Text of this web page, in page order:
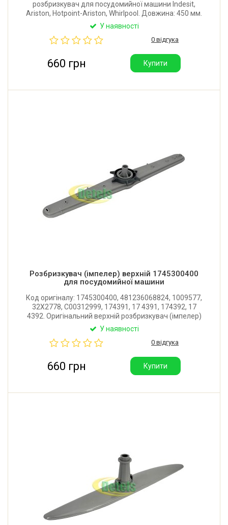
розбризкувач для посудомийної машини Indesit,
Ariston, Hotpoint-Ariston, Whirlpool. Довжина: 450 мм.
Виробник: Італія.
У наявності
0 відгука
660 грн Купити
Розбризкувач (імпелер) верхній 1745300400
для посудомийної машини
Код оригіналу: 1745300400, 481236068824, 1009577,
32X2778, C00312999, 174391, 17 4391, 174392, 17
4392. Оригінальний верхній розбризкувач (імпелер)
для посудомийної машини Beko, Blomberg, Whirlpool,
Виробник: Туреччина.
У наявності
0 відгука
660 грн Купити